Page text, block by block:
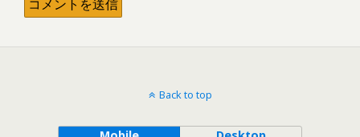
Back to top